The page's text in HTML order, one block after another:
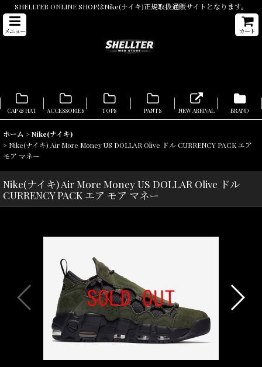
SHELLTER ONLINE SHOPはNike(ナイキ)正規取扱通販サイトとなります。
メニュー カート
CAP & HAT ACCESSORIES TOPS PANTS NEW ARRIVAL BRAND
ホーム >Nike(ナイキ)
> Nike(ナイキ) Air More Money US DOLLAR Olive ドル CURRENCY PACK エア
モア マネー
Nike(ナイキ) Air More Money US DOLLAR Olive ドル
CURRENCY PACK エア モア マネー